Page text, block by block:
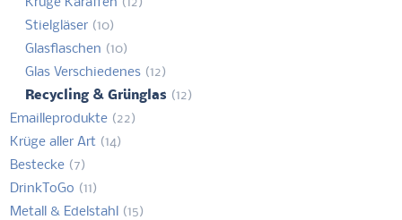
Stielgläser (10)
Glasflaschen (10)
Glas Verschiedenes (12)
Recycling & Grünglas (12)
Emailleprodukte (22)
Krüge aller Art (14)
Bestecke (7)
DrinkToGo (11)
Metall & Edelstahl
(15)